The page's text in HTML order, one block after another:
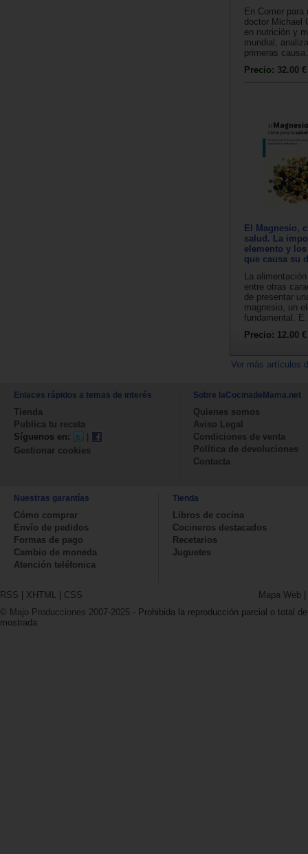
En Comer para
doctor Michael
en nutrición y
mundial,
primeras
Precio: 32.00 €
El Magnesio,
salud. La
elemento y
que causa su
La
entre otras
de presentar
magnesio, un
fundamental.
Precio: 12.00 €
Ver más artículos
Enlaces rápidos a temas de interés
Tienda
Publica tu receta
Síguenos en:
|
Gestionar cookies
Sobre laCocinadeMama.net
Quienes somos
Aviso Legal
Condiciones de venta
Política de devoluciones
Contacta
Nuestras garantías
Cómo comprar
Envío de pedidos
Formas de pago
Cambio de moneda
Atención teléfonica
Tienda
Libros de cocina
Cocineros destacados
Recetarios
Juguetes
RSS | XHTML | CSS Mapa Web |
© Majo Producciones 2007-2025 - Prohibida la reproducción parcial o total
mostrada